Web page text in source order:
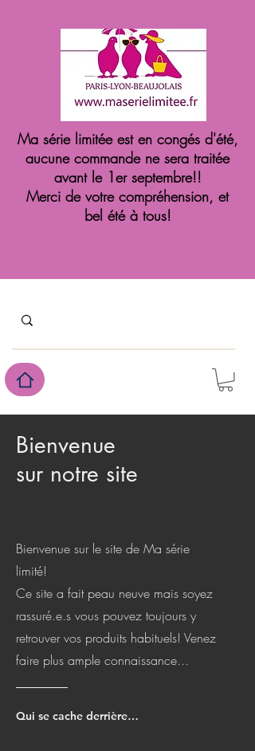
Ma série limitée est en congés d'été,
aucune commande ne sera traitée
avant le 1er septembre!!
Merci de votre compréhension, et
bel été à tous!
Bienvenue
sur notre site
Bienvenue sur le site de Ma série
limité!
Ce site a fait peau neuve mais soyez
rassuré.e.s vous pouvez toujours y
retrouver vos produits habituels! Venez
faire plus ample connaissance...
Qui se cache derrière "Ma série Limitée"?